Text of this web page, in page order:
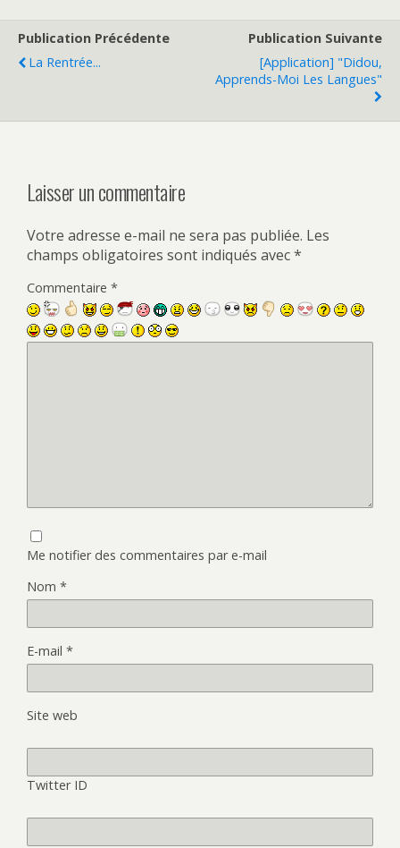
Publication Précédente
La Rentrée...
Publication Suivante
[Application] "Didou,
Apprends-Moi Les Langues"
Laisser un commentaire
Votre adresse e-mail ne sera pas publiée. Les
champs obligatoires sont indiqués avec*
Commentaire *
Me notifier des commentaires par e-mail
Nom *
E-mail *
Site web
Twitter ID